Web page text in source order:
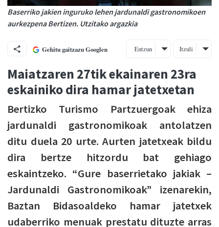
Baserriko jakien inguruko lehen jardunaldi gastronomikoen
aurkezpena Bertizen. Utzitako argazkia
Gehitu gaitzazu Googlen Entzun Itzuli
Maiatzaren 27tik ekainaren 23ra
eskainiko dira hamar jatetxetan
Bertizko Turismo Partzuergoak ehiza
jardunaldi gastronomikoak antolatzen
ditu duela 20 urte. Aurten jatetxeak bildu
dira bertze hitzordu bat gehiago
eskaintzeko. “Gure baserrietako jakiak –
Jardunaldi Gastronomikoak” izenarekin,
Baztan Bidasoaldeko hamar jatetxek
udaberriko menuak prestatu dituzte arras